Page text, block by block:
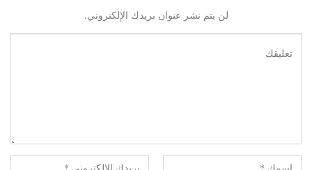
لن يتم نشر عنوان بريدك الإلكتروني.